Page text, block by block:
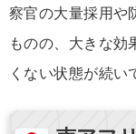
察官の大量採用や
ものの、大きな効
くない状態が続い